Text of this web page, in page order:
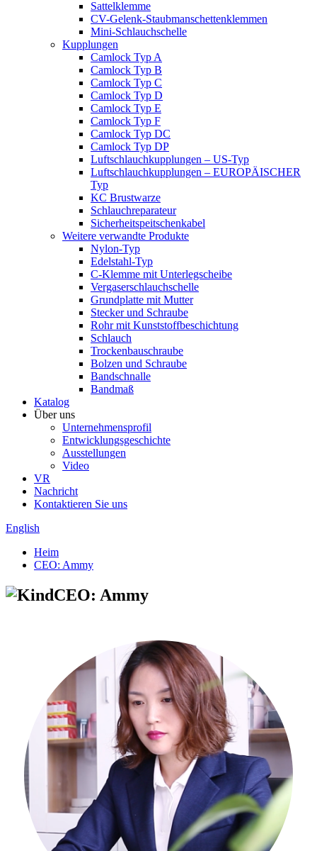
Sattelklemme
CV-Gelenk-Staubmanschettenklemmen
Mini-Schlauchschelle
Kupplungen
Camlock Typ A
Camlock Typ B
Camlock Typ C
Camlock Typ D
Camlock Typ E
Camlock Typ F
Camlock Typ DC
Camlock Typ DP
Luftschlauchkupplungen – US-Typ
Luftschlauchkupplungen – EUROPÄISCHER
Typ
KC Brustwarze
Schlauchreparateur
Sicherheitspeitschenkabel
Weitere verwandte Produkte
Nylon-Typ
Edelstahl-Typ
C-Klemme mit Unterlegscheibe
Vergaserschlauchschelle
Grundplatte mit Mutter
Stecker und Schraube
Rohr mit Kunststoffbeschichtung
Schlauch
Trockenbauschraube
Bolzen und Schraube
Bandschnalle
Bandmaß
Katalog
Über uns
Unternehmensprofil
Entwicklungsgeschichte
Ausstellungen
Video
VR
Nachricht
Kontaktieren Sie uns
English
Heim
CEO: Ammy
CEO: Ammy